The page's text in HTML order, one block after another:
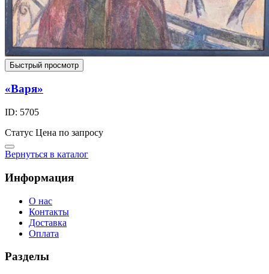
Быстрый просмотр
«Варя»
ID: 5705
Статус Цена по запросу
Вернуться в каталог
Информация
О нас
Контакты
Доставка
Оплата
Разделы